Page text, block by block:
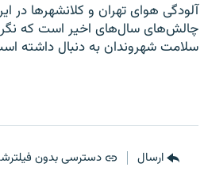
آلودگی هوای تهران و کلانشهرها در
چالش‌های سال‌های اخیر است که
سلامت شهروندان به دنبال داشته
ارسال دسترسی بدون